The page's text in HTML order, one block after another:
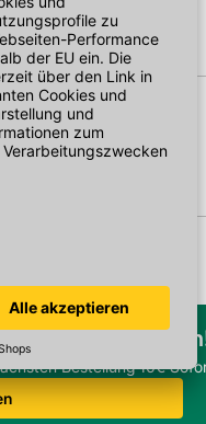
Bestellung 10€